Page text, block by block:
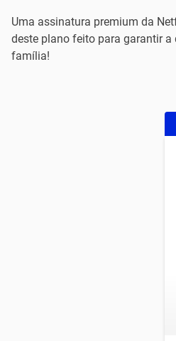
Uma assinatura premium da
deste plano feito para garantir a
família!